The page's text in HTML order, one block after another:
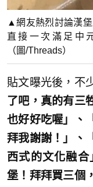
▲網友熱烈討論漢
直接一次滿足中
（圖/Threads）
貼文曝光後，不
了吧，真的有三
也好好吃喔」、
拜我謝謝！」、
西式的文化融
堡！拜拜買三個